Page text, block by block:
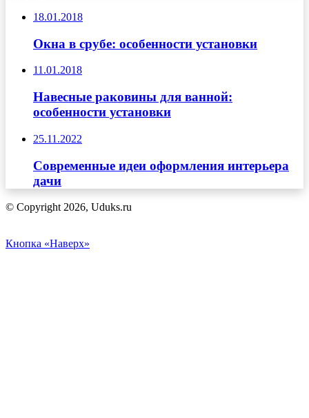
18.01.2018
Окна в срубе: особенности установки
11.01.2018
Навесные раковины для ванной:
особенности установки
25.11.2022
Современные идеи оформления интерьера
дачи
© Copyright 2026, Uduks.ru
Кнопка «Наверх»